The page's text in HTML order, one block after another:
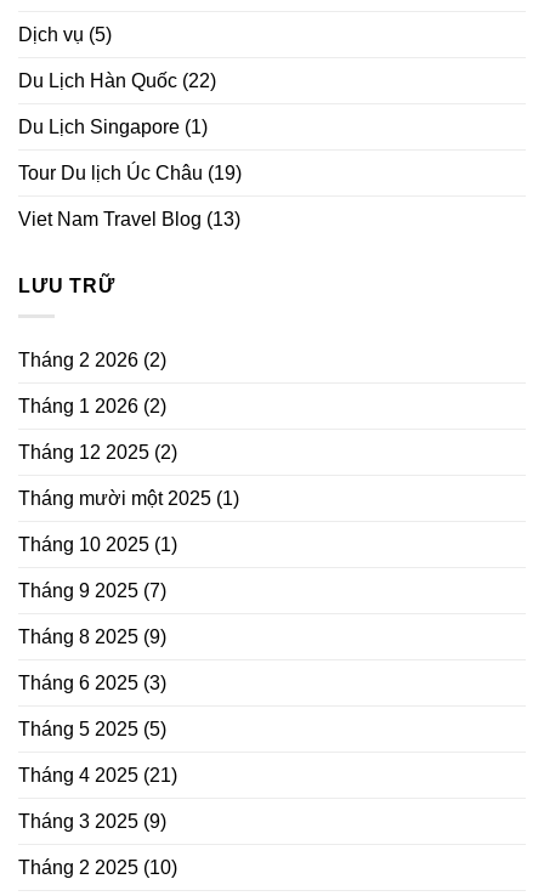
Dịch vụ (5)
Du Lịch Hàn Quốc (22)
Du Lịch Singapore (1)
Tour Du lịch Úc Châu (19)
Viet Nam Travel Blog (13)
LƯU TRỮ
Tháng 2 2026 (2)
Tháng 1 2026 (2)
Tháng 12 2025 (2)
Tháng mười một 2025 (1)
Tháng 10 2025 (1)
Tháng 9 2025 (7)
Tháng 8 2025 (9)
Tháng 6 2025 (3)
Tháng 5 2025 (5)
Tháng 4 2025 (21)
Tháng 3 2025 (9)
Tháng 2 2025 (10)